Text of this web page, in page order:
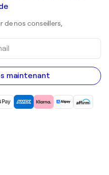
nos conseillers,
maintenant